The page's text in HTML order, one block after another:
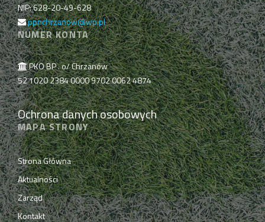
NIP: 628-20-49-628
ppnchrzanow@wp.pl
NUMER KONTA
PKO BP . o/ Chrzanów
52 1020 2384 0000 9702 0062 4874
Ochrona danych osobowych
MAPA STRONY
Strona Główna
Aktualności
Zarząd
Kontakt